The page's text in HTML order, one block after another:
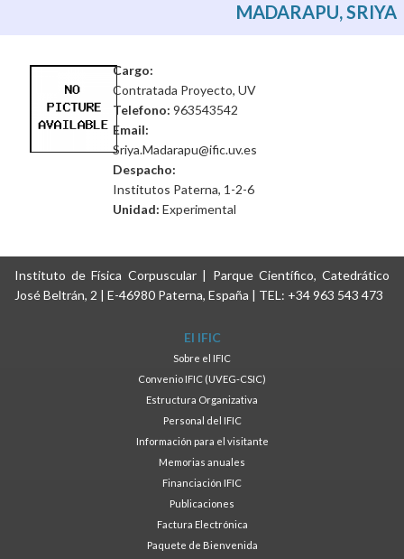
MADARAPU, SRIYA
Cargo:
Contratada Proyecto, UV
Telefono: 963543542
Email:
Sriya.Madarapu@ific.uv.es
Despacho:
Institutos Paterna, 1-2-6
Unidad: Experimental
Instituto de Física Corpuscular | Parque Científico, Catedrático
José Beltrán, 2 | E-46980 Paterna, España | TEL: +34 963 543 473
El IFIC
Sobre el IFIC
Convenio IFIC (UVEG-CSIC)
Estructura Organizativa
Personal del IFIC
Información para el visitante
Memorias anuales
Financiación IFIC
Publicaciones
Factura Electrónica
Paquete de Bienvenida